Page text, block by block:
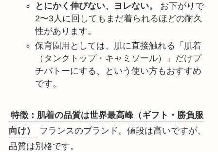
とにかく伸びない、ヨレない。
お下がりで
2〜3人に回してもまだ着られるほどの耐久
性があります。
保育園用としては、肌に直接触れる「肌着
（タンクトップ・キャミソール）」だけプ
チバトーにする、という使い方もおすすめ
です。
特徴：肌着の品質は世界最高峰（ギフト・勝負服
向け）
フランスのブランド。値段は高いですが、
品質は別格です。